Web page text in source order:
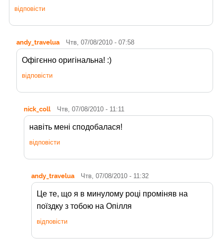
відповісти
andy_travelua Чтв, 07/08/2010 - 07:58
Офігєнно оригінальна! :)
відповісти
nick_coll Чтв, 07/08/2010 - 11:11
навіть мені сподобалася!
відповісти
andy_travelua Чтв, 07/08/2010 - 11:32
Це те, що я в минулому році проміняв на
поїздку з тобою на Опілля
відповісти